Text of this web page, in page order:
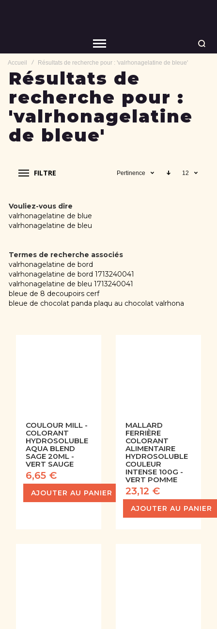
Accueil Résultats de recherche pour : 'valrhonagelatine de bleue'
Résultats de
recherche pour :
'valrhonagelatine
de bleue'
FILTRE Pertinence 12
Vouliez-vous dire
valrhonagelatine de blue
valrhonagelatine de bleu
Termes de recherche associés
valrhonagelatine de bord
valrhonagelatine de bord 1713240041
valrhonagelatine de bleu 1713240041
bleue de 8 decoupoirs cerf
bleue de chocolat panda plaqu au chocolat valrhona
COULOUR MILL -
COLORANT
HYDROSOLUBLE
AQUA BLEND
SAGE 20ML -
VERT SAUGE
6,65 €
AJOUTER AU PANIER
MALLARD
FERRIÈRE
COLORANT
ALIMENTAIRE
HYDROSOLUBLE
COULEUR
INTENSE 100G -
VERT POMME
23,12 €
AJOUTER AU PANIER